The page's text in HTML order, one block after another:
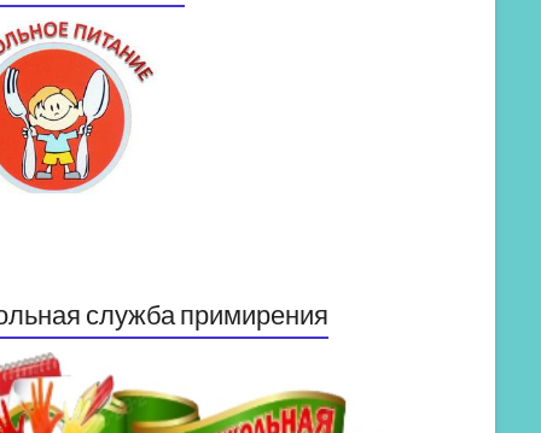
служба примирения